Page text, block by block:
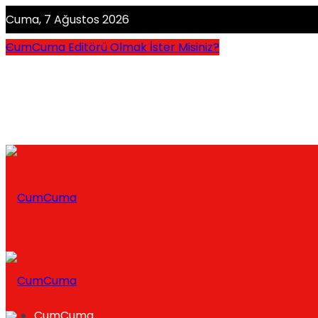
Cuma, 7 Ağustos 2026
CumCuma Editörü Olmak İster Misiniz?